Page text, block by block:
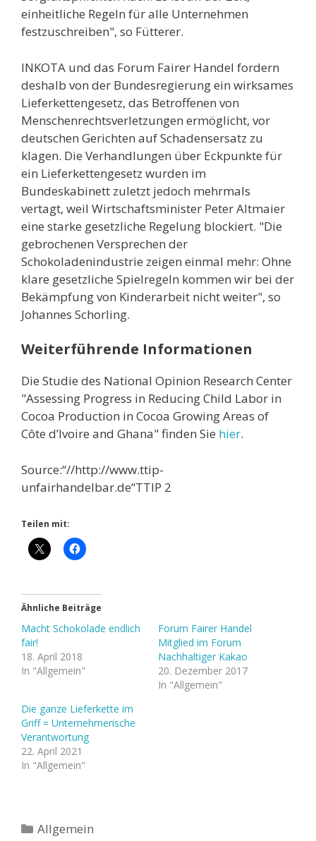
einheitliche Regeln für alle Unternehmen
festzuschreiben", so Fütterer.
INKOTA und das Forum Fairer Handel fordern
deshalb von der Bundesregierung ein wirksames
Lieferkettengesetz, das Betroffenen von
Menschenrechtsverletzungen ermöglicht, vor
deutschen Gerichten auf Schadensersatz zu
klagen. Die Verhandlungen über Eckpunkte für
ein Lieferkettengesetz wurden im
Bundeskabinett zuletzt jedoch mehrmals
vertagt, weil Wirtschaftsminister Peter Altmaier
eine starke gesetzliche Regelung blockiert. "Die
gebrochenen Versprechen der
Schokoladenindustrie zeigen einmal mehr: Ohne
klare gesetzliche Spielregeln kommen wir bei der
Bekämpfung von Kinderarbeit nicht weiter", so
Johannes Schorling.
Weiterführende Informationen
Die Studie des National Opinion Research Center
"Assessing Progress in Reducing Child Labor in
Cocoa Production in Cocoa Growing Areas of
Côte d’Ivoire and Ghana" finden Sie hier.
Source:“//http://www.ttip-
unfairhandelbar.de“TTIP 2
Teilen mit:
Ähnliche Beiträge
Macht Schokolade endlich
fair!
18. April 2018
In "Allgemein"
Forum Fairer Handel
Mitglied im Forum
Nachhaltiger Kakao
20. Dezember 2017
In "Allgemein"
Die ganze Lieferkette im
Griff = Unternehmerische
Verantwortung
22. April 2021
In "Allgemein"
Kategorien
Allgemein